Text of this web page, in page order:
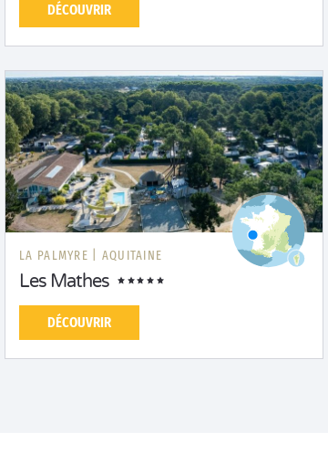
DÉCOUVRIR
LA PALMYRE | AQUITAINE
Les Mathes
DÉCOUVRIR